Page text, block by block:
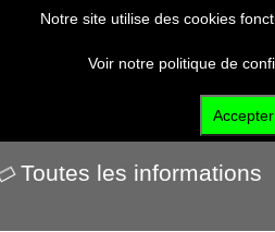
Actualités
Toutes les informations
Notre site utilise des cookies
Voir notre politique de
Accepter